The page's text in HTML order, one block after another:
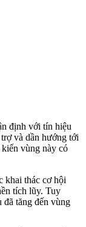
định với tín hiệu
và dần hướng tới
vùng này có
khai thác cơ hội
tích lũy. Tuy
đã tăng đến vùng